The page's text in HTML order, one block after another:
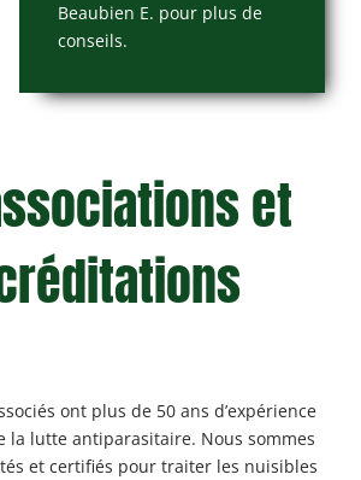
Beaubien E. pour plus de
conseils.
et
ont plus de 50 ans d’expérience
la lutte antiparasitaire. Nous sommes
et certifiés pour traiter les nuisibles